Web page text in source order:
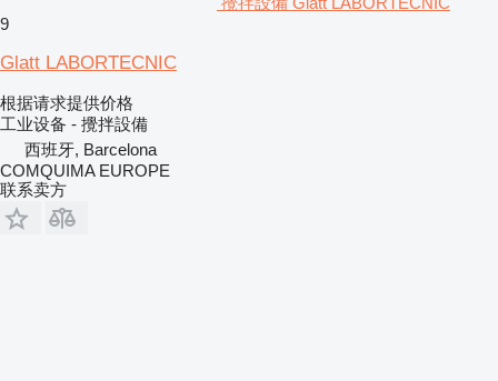
9
Glatt LABORTECNIC
根据请求提供价格
工业设备 - 攪拌設備
西班牙, Barcelona
COMQUIMA EUROPE
联系卖方